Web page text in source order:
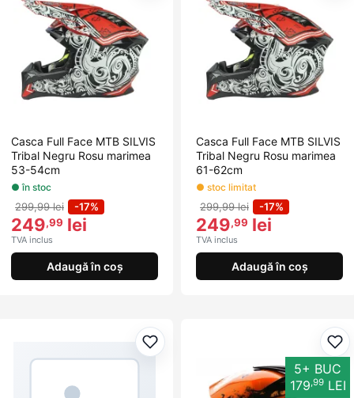
Casca Full Face MTB SILVIS
Tribal Negru Rosu marimea
53-54cm
● în stoc
299,99 lei -17%
249,99 lei
TVA inclus
Adaugă în coș
Casca Full Face MTB SILVIS
Tribal Negru Rosu marimea
61-62cm
● stoc limitat
299,99 lei -17%
249,99 lei
TVA inclus
Adaugă în coș
Adaugă la favorite
5+ BUC
179,99LEI